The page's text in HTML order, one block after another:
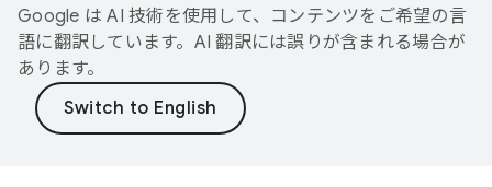
Google は AI 技術を使用して、コンテンツをご希望の言
語に翻訳しています。AI 翻訳には誤りが含まれる場合が
あります。